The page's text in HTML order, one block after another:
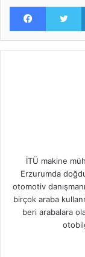
Facebook
İTÜ makine
Erzurumda
otomotiv
birçok araba
beri arabalara